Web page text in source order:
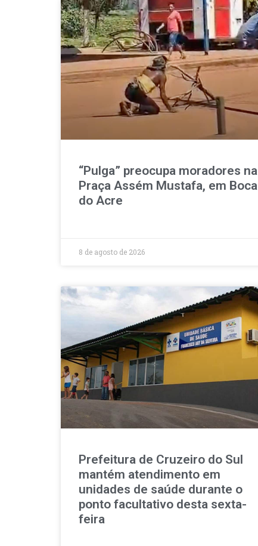
“Pulga” preocupa moradores na
Praça Assém Mustafa, em Boca
do Acre
8 de agosto de 2026
Prefeitura de Cruzeiro do Sul
mantém atendimento em
unidades de saúde durante o
ponto facultativo desta sexta-
feira